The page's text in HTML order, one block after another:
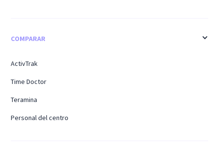
COMPARAR
ActivTrak
Time Doctor
Teramina
Personal del centro